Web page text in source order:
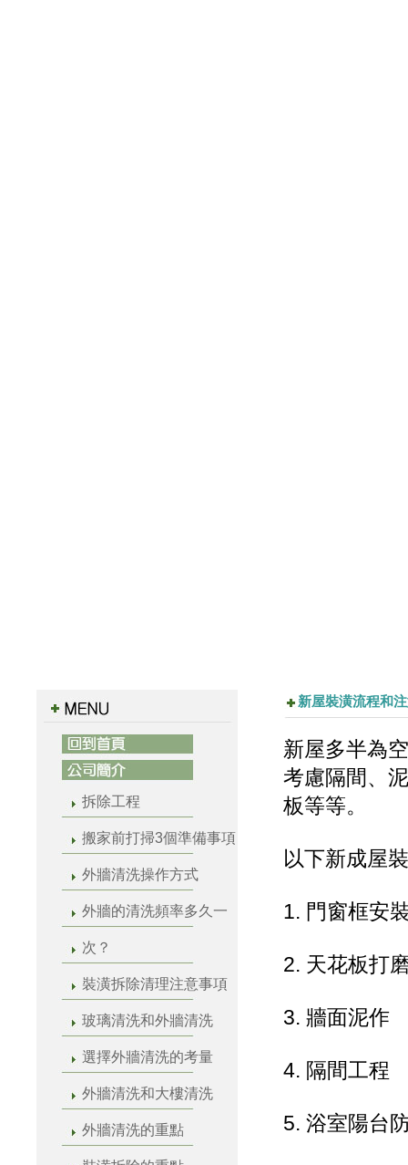
拆除工程
搬家前打掃3個準備事項
外牆清洗操作方式
外牆的清洗頻率多久一
次？
裝潢拆除清理注意事項
玻璃清洗和外牆清洗
選擇外牆清洗的考量
外牆清洗和大樓清洗
外牆清洗的重點
新屋裝潢流程和
新屋多半為
考慮隔間、
板等等。
以下新成屋
1. 門窗框安
2. 天花板打
3. 牆面泥作
4. 隔間工程
5. 浴室陽台